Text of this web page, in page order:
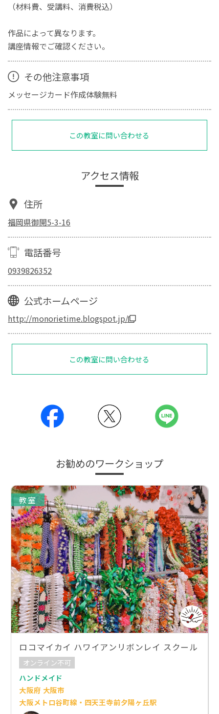
（材料費、受講料、消費税込）
作品によって異なります。
講座情報でご確認ください。
その他注意事項
メッセージカード作成体験無料
この教室に問い合わせる
アクセス情報
住所
福岡県御開5-3-16
電話番号
0939826352
公式ホームページ
http://monorietime.blogspot.jp/
この教室に問い合わせる
お勧めのワークショップ
教室
ロコマイカイ ハワイアンリボンレイ スクール
オンライン不可
ハンドメイド
大阪府 大阪市
大阪メトロ谷町線・四天王寺前夕陽ヶ丘駅